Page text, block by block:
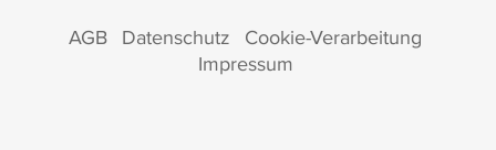
AGB Datenschutz Cookie-Verarbeitung
Impressum